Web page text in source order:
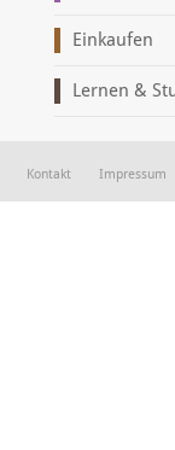
Einkaufen
Lernen &
Kontakt Impressum